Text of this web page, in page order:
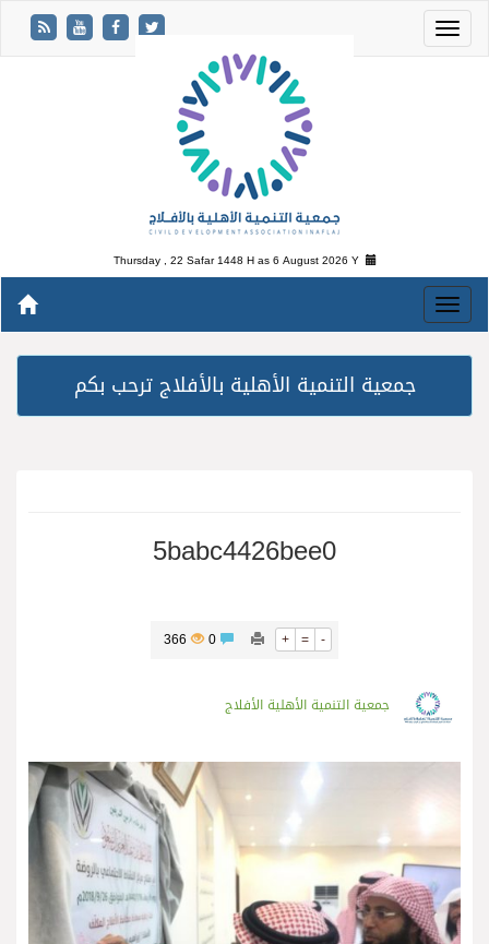
Thursday , 22 Safar 1448 H as6 August 2026 Y
جمعية التنمية الأهلية بالأفلاج ترحب بكم
5babc4426bee0
+ = -
366
جمعية التنمية الأهلية الأفلاج